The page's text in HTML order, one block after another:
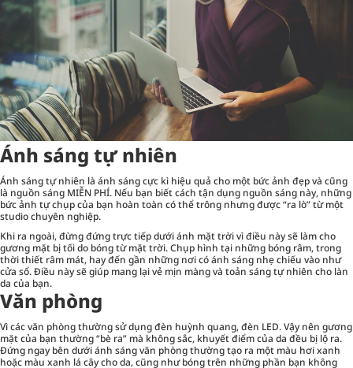
Ánh sáng tự nhiên
Ánh sáng tự nhiên là ánh sáng cực kì hiệu quả cho một bức ảnh đẹp và cũng
là nguồn sáng MIỄN PHÍ. Nếu bạn biết cách tận dụng nguồn sáng này, những
bức ảnh tự chụp của bạn hoàn toàn có thể trông nhưng được “ra lò” từ một
studio chuyên nghiệp.
Khi ra ngoài, đừng đứng trực tiếp dưới ánh mặt trời vì điều này sẽ làm cho
gương mặt bị tối do bóng từ mặt trời. Chụp hình tại những bóng râm, trong
thời thiết râm mát, hay đến gần những nơi có ánh sáng nhẹ chiếu vào như
cửa sổ. Điều này sẽ giúp mang lại vẻ mịn màng và toản sáng tự nhiên cho làn
da của bạn.
Văn phòng
Vì các văn phòng thường sử dụng đèn huỳnh quang, đèn LED. Vậy nên gương
mặt của bạn thường “bè ra” mà không sắc, khuyết điểm của da đều bị lộ ra.
Đứng ngay bên dưới ánh sáng văn phòng thường tạo ra một màu hơi xanh
hoặc màu xanh lá cây cho da, cũng như bóng trên những phần bạn không